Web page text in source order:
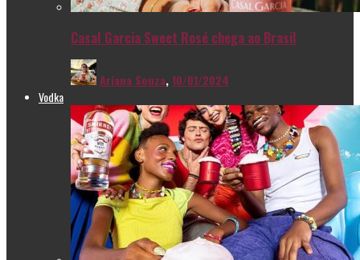
Casal Garcia Sweet Rosé chega ao Brasil
Ariana Souza,10/01/2024
Vodka